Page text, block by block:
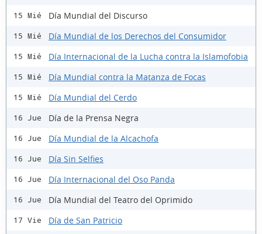
15 Mié Día Mundial del Discurso
15 Mié Día Mundial de los Derechos del Consumidor
15 Mié Día Internacional de la Lucha contra la Islamofobia
15 Mié Día Mundial contra la Matanza de Focas
15 Mié Día Mundial del Cerdo
16 Jue Día de la Prensa Negra
16 Jue Día Mundial de la Alcachofa
16 Jue Día Sin Selfies
16 Jue Día Internacional del Oso Panda
16 Jue Día Mundial del Teatro del Oprimido
17 Vie Día de San Patricio